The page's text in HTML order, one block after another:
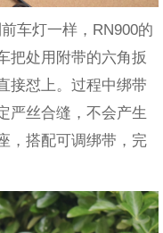
车灯一样，RN900的
把处用附带的六角扳
接怼上。过程中绑带
严丝合缝，不会产生
，搭配可调绑带，完